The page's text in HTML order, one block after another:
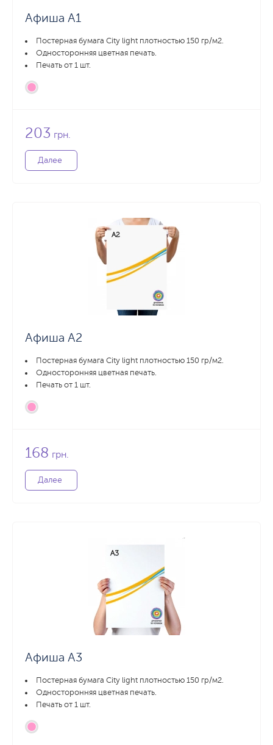
Афиша А1
Постерная бумага City light плотностью 150 гр/м2.
Односторонняя цветная печать.
Печать от 1 шт.
203 грн.
Далее
Афиша А2
Постерная бумага City light плотностью 150 гр/м2.
Односторонняя цветная печать.
Печать от 1 шт.
168 грн.
Далее
Афиша А3
Постерная бумага City light плотностью 150 гр/м2.
Односторонняя цветная печать.
Печать от 1 шт.